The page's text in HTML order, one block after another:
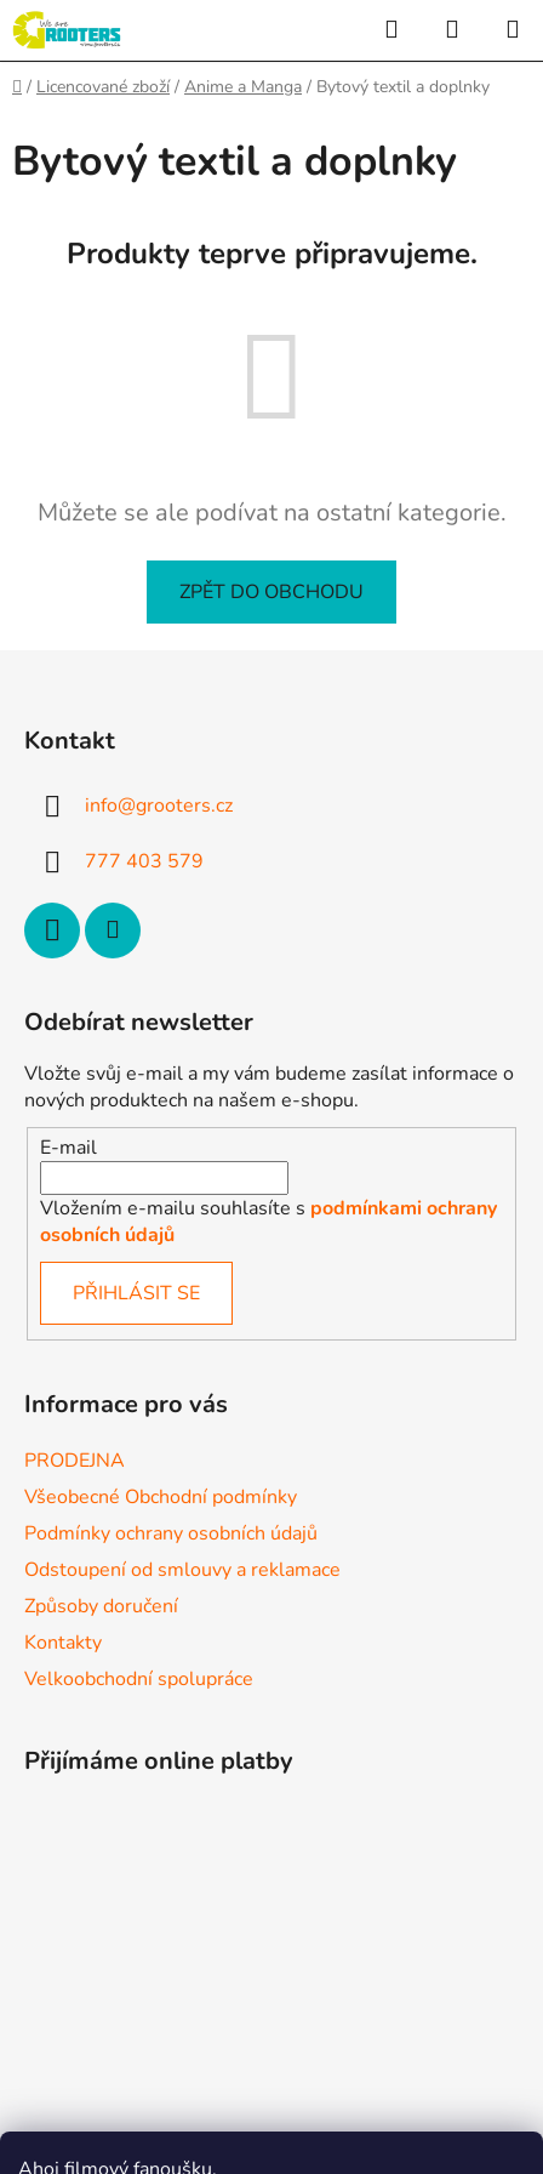
Přejít
na
obsah
Hledat
KOŠÍK
Domů
/ Licencované zboží / Anime a Manga / Bytový textil a doplnky
Bytový textil a doplnky
Produkty teprve připravujeme.
Můžete se ale podívat na ostatní kategorie.
ZPĚT DO OBCHODU
Kontakt
info@grooters.cz
777 403 579
Odebírat newsletter
Vložte svůj e-mail a my vám budeme zasílat informace o
nových produktech na našem e-shopu.
E-mail
Vložením e-mailu souhlasíte s podmínkami ochrany
osobních údajů
PŘIHLÁSIT SE
Informace pro vás
PRODEJNA
Všeobecné Obchodní podmínky
Podmínky ochrany osobních údajů
Odstoupení od smlouvy a reklamace
Způsoby doručení
Kontakty
Velkoobchodní spolupráce
Přijímáme online platby